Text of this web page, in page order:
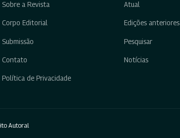
Sobre a Revista
Corpo Editorial
Submissão
Contato
Política de Privacidade
Atual
Edições anteriores
Pesquisar
Notícias
Autoral